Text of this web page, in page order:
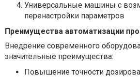
Универсальные машины с
перенастройки параметров
Преимущества автоматизации
Внедрение современного
значительные преимущества:
Повышение точности